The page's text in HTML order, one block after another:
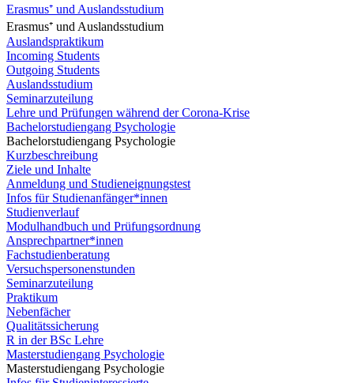
Erasmus⁺ und Auslandsstudium
Erasmus⁺ und Auslandsstudium
Auslandspraktikum
Incoming Students
Outgoing Students
Auslandsstudium
Seminarzuteilung
Lehre und Prüfungen während der Corona-Krise
Bachelorstudiengang Psychologie
Bachelorstudiengang Psychologie
Kurzbeschreibung
Ziele und Inhalte
Anmeldung und Studieneignungstest
Infos für Studienanfänger*innen
Studienverlauf
Modulhandbuch und Prüfungsordnung
Ansprechpartner*innen
Fachstudienberatung
Versuchspersonenstunden
Seminarzuteilung
Praktikum
Nebenfächer
Qualitätssicherung
R in der BSc Lehre
Masterstudiengang Psychologie
Masterstudiengang Psychologie